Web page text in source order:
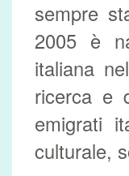
sempre
2005 è
italiana
ricerca e
emigrati
culturale,